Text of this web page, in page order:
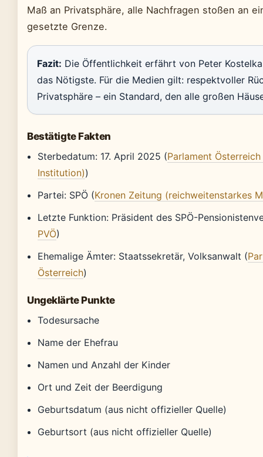
Maß an Privatsphäre, alle Nachfragen stoßen an
gesetzte Grenze.
Fazit: Die Öffentlichkeit erfährt von Peter
das Nötigste. Für die Medien gilt: respektvoller
Privatsphäre – ein Standard, den alle großen
Bestätigte Fakten
Sterbedatum: 17. April 2025 (Parlament
Institution))
Partei: SPÖ (Kronen Zeitung (reichweitenstarkes
Letzte Funktion: Präsident des SPÖ-
PVÖ)
Ehemalige Ämter: Staatssekretär, Volksanwalt (
Österreich)
Ungeklärte Punkte
Todesursache
Name der Ehefrau
Namen und Anzahl der Kinder
Ort und Zeit der Beerdigung
Geburtsdatum (aus nicht offizieller Quelle)
Geburtsort (aus nicht offizieller Quelle)